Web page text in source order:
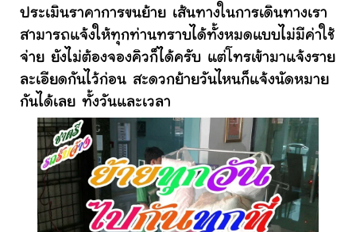
ประเมินราคาการขนย้าย เส้นทางในการเดินทางเรา
สามารถแจ้งให้ทุกท่านทราบได้ทั้งหมดแบบไม่มีค่าใช้
จ่าย ยังไม่ต้องจองคิวก็ได้ครับ แต่โทรเข้ามาแจ้งราย
ละเอียดกันไว้ก่อน สะดวกย้ายวันไหนก็แจ้งนัดหมาย
กันได้เลย ทั้งวันและเวลา